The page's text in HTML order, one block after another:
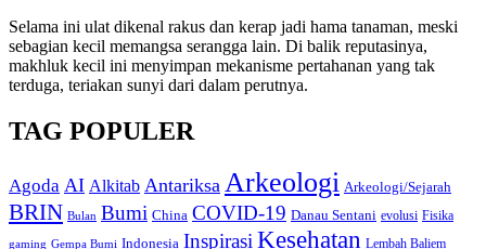
Selama ini ulat dikenal rakus dan kerap jadi hama tanaman, meski
sebagian kecil memangsa serangga lain. Di balik reputasinya,
makhluk kecil ini menyimpan mekanisme pertahanan yang tak
terduga, teriakan sunyi dari dalam perutnya.
TAG POPULER
Agoda AI Alkitab Antariksa Arkeologi Arkeologi/Sejarah
BRIN Bulan Bumi China COVID-19 Danau Sentani evolusi Fisika
gaming Gempa Bumi Indonesia InspirasiKesehatan Lembah Baliem